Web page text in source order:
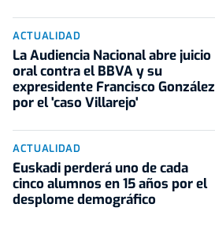
ACTUALIDAD
La Audiencia Nacional abre juicio
oral contra el BBVA y su
expresidente Francisco González
por el 'caso Villarejo'
ACTUALIDAD
Euskadi perderá uno de cada
cinco alumnos en 15 años por el
desplome demográfico